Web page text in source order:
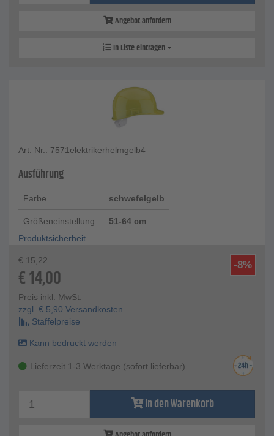
Angebot anfordern
In Liste eintragen
Art. Nr.: 7571elektrikerhelmgelb4
Ausführung
Farbe schwefelgelb
Größeneinstellung
51-64 cm
Produktsicherheit
-8%
€ 15,22
€14,00
Preis inkl. MwSt.
zzgl. € 5,90 Versandkosten
Staffelpreise
Kann bedruckt werden
Lieferzeit 1-3 Werktage (sofort lieferbar)
In den Warenkorb